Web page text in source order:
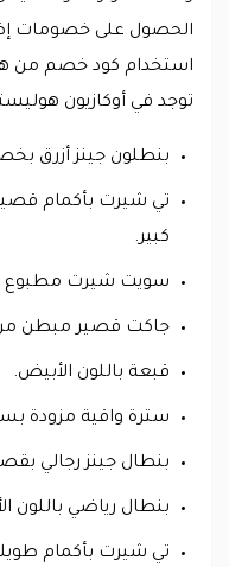
الحصول على خصومات
استخدام كود خصم من
توجد في أوكازيون
بنطلون جينز أزرق
تي شيرت بأكمام
كبير.
سويت شيرت مطبوع
جاكت قصير مبطن
قبعة باللون الأبيض.
سترة واقية مزودة
بنطال جينز رجالي
بنطال رياضي
تي شيرت بأكمام